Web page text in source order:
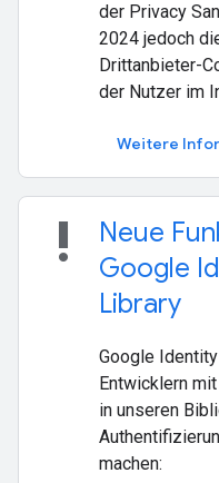
der Privacy
2024 jedoch
Drittanbieter-
der Nutzer im
Weitere
priority_high
Neue
Google
Library
Google
Entwicklern
in unseren
machen: